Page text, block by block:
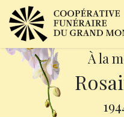
À la